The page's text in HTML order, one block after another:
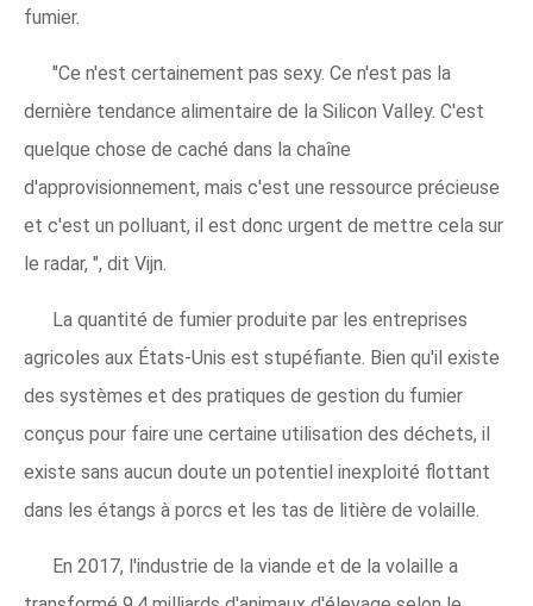
fumier.
"Ce n'est certainement pas sexy. Ce n'est pas la
dernière tendance alimentaire de la Silicon Valley. C'est
quelque chose de caché dans la chaîne
d'approvisionnement, mais c'est une ressource précieuse
et c'est un polluant, il est donc urgent de mettre cela sur
le radar, ", dit Vijn.
La quantité de fumier produite par les entreprises
agricoles aux États-Unis est stupéfiante. Bien qu'il existe
des systèmes et des pratiques de gestion du fumier
conçus pour faire une certaine utilisation des déchets, il
existe sans aucun doute un potentiel inexploité flottant
dans les étangs à porcs et les tas de litière de volaille.
En 2017, l'industrie de la viande et de la volaille a